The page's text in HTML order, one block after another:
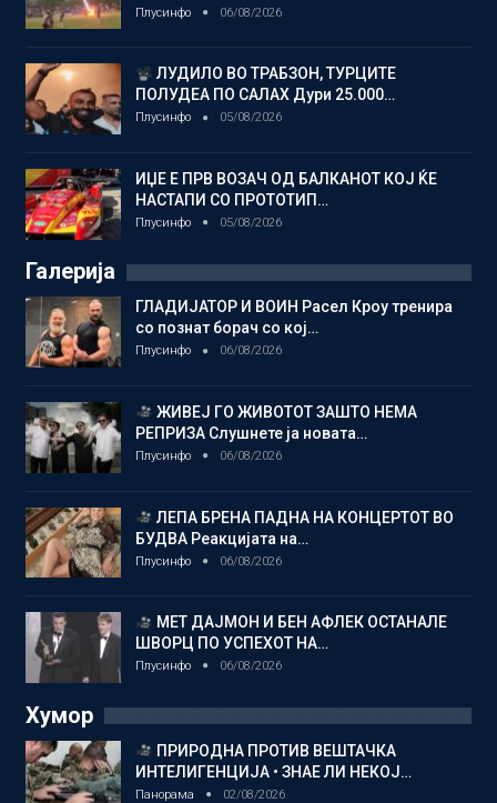
Плусинфо 06/08/2026
ЛУДИЛО ВО ТРАБЗОН, ТУРЦИТЕ
ПОЛУДЕА ПО САЛАХ Дури 25.000…
Плусинфо 05/08/2026
ИЏЕ Е ПРВ ВОЗАЧ ОД БАЛКАНОТ КОЈ ЌЕ
НАСТАПИ СО ПРОТОТИП…
Плусинфо 05/08/2026
Галерија
ГЛАДИЈАТОР И ВОИН Расел Кроу тренира
со познат борач со кој…
Плусинфо 06/08/2026
ЖИВЕЈ ГО ЖИВОТОТ ЗАШТО НЕМА
РЕПРИЗА Слушнете ја новата…
Плусинфо 06/08/2026
ЛЕПА БРЕНА ПАДНА НА КОНЦЕРТОТ ВО
БУДВА Реакцијата на…
Плусинфо 06/08/2026
МЕТ ДАЈМОН И БЕН АФЛЕК ОСТАНАЛЕ
ШВОРЦ ПО УСПЕХОТ НА…
Плусинфо 06/08/2026
Хумор
ПРИРОДНА ПРОТИВ ВЕШТАЧКА
ИНТЕЛИГЕНЦИЈА • ЗНАЕ ЛИ НЕКОЈ…
Панорама 02/08/2026